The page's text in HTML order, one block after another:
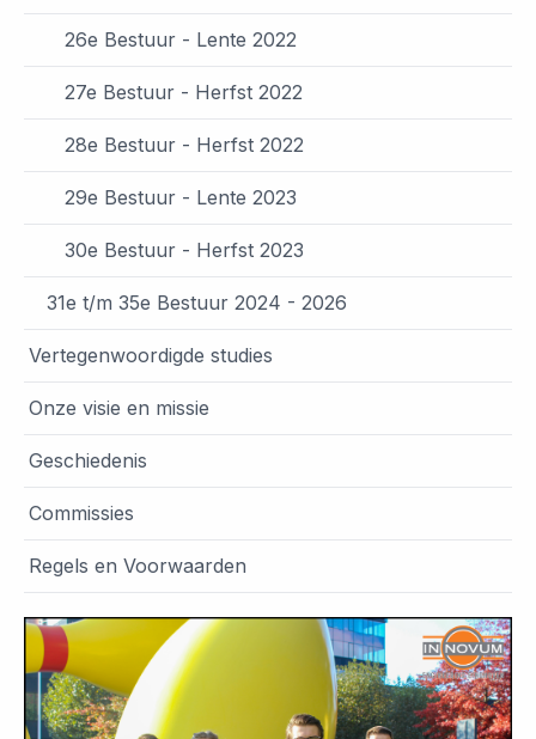
26e Bestuur - Lente 2022
27e Bestuur - Herfst 2022
28e Bestuur - Herfst 2022
29e Bestuur - Lente 2023
30e Bestuur - Herfst 2023
31e t/m 35e Bestuur 2024 - 2026
Vertegenwoordigde studies
Onze visie en missie
Geschiedenis
Commissies
Regels en Voorwaarden